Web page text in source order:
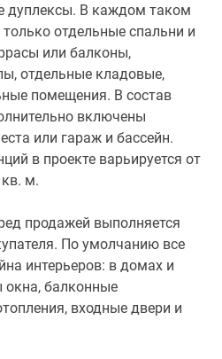
дуплексы. В каждом таком
отдельные спальни и
или балконы,
отдельные кладовые,
помещения. В состав
включены
или гараж и бассейн.
в проекте варьируется от
м.
продажей выполняется
По умолчанию все
интерьеров: в домах и
окна, балконные
входные двери и